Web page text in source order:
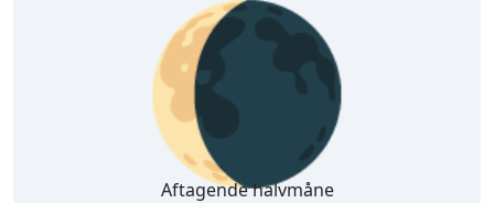
🌘
Aftagende halvmåne